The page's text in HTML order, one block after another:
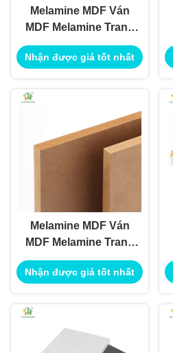
Melamine MDF Ván
MDF Melamine Trang
trí nội ngoại thất Sử
dụng cho ứng dụng
Nhận được giá tốt nhất
Melamine MDF Ván
MDF Melamine Trang
trí nội ngoại thất Sử
dụng cho ứng dụng
Nhận được giá tốt nhất